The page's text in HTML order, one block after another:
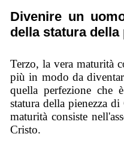
Divenire un
della statura
Terzo, la vera maturità
più in modo da
quella perfezione che
statura della pienezza
maturità consiste
Cristo.